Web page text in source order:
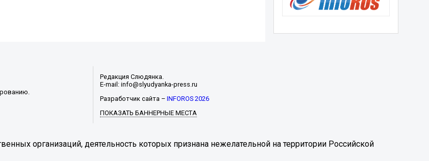
Редакция Слюдянка.
E-mail: info@slyudyanka-press.ru
Разработчик сайта – INFOROS 2026
ПОКАЗАТЬ БАННЕРНЫЕ МЕСТА
организаций, деятельность которых признана нежелательной на территории Российской